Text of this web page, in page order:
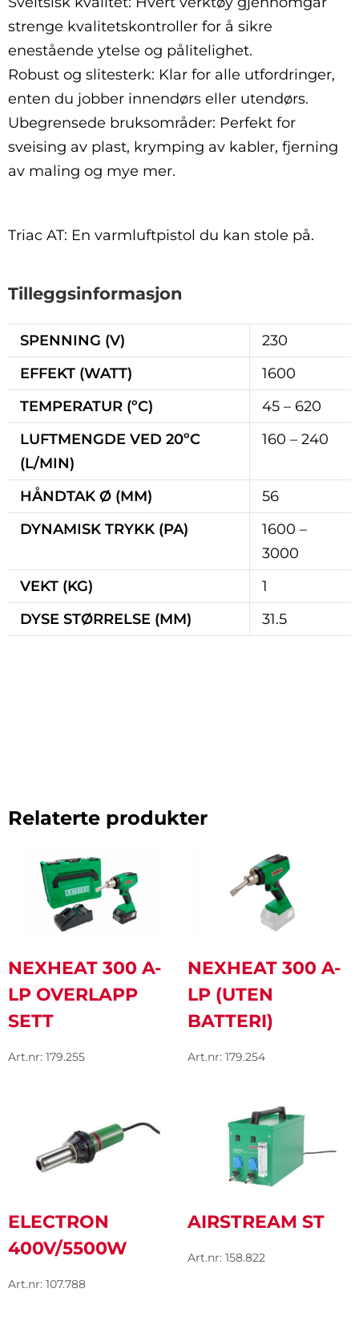
strenge kvalitetskontroller for å sikre
enestående ytelse og pålitelighet.
Robust og slitesterk: Klar for alle utfordringer,
enten du jobber innendørs eller utendørs.
Ubegrensede bruksområder: Perfekt for
sveising av plast, krymping av kabler, fjerning
av maling og mye mer.
Triac AT: En varmluftpistol du kan stole på.
Tilleggsinformasjon
SPENNING (V)
230
EFFEKT (WATT)
1600
TEMPERATUR (ºC)
45 – 620
LUFTMENGDE VED 20ºC
(L/MIN)
160 – 240
HÅNDTAK Ø (MM)
56
DYNAMISK TRYKK (PA)
1600 –
3000
VEKT (KG)
1
DYSE STØRRELSE (MM)
31.5
Relaterte produkter
NEXHEAT 300 A-
LP OVERLAPP
SETT
Art.nr: 179.255
NEXHEAT 300 A-
LP (UTEN
BATTERI)
Art.nr: 179.254
ELECTRON
400V/5500W
Art.nr: 107.788
AIRSTREAM ST
Art.nr: 158.822